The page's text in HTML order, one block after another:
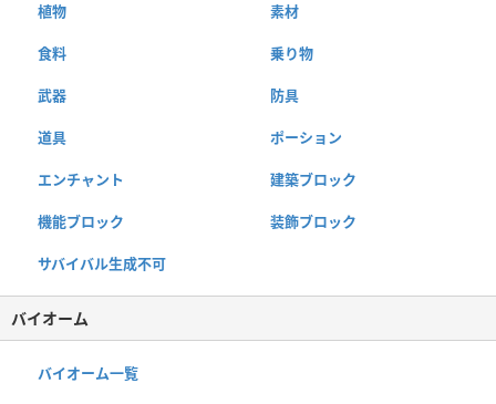
植物 素材
食料 乗り物
武器 防具
道具 ポーション
エンチャント 建築ブロック
機能ブロック 装飾ブロック
サバイバル生成不可
バイオーム
バイオーム一覧